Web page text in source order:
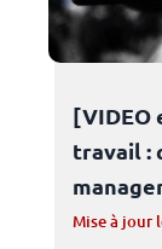
[VIDEO
travail :
Mise à jour